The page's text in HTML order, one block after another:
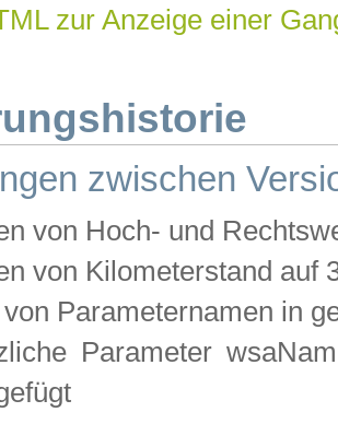
zur Anzeige einer
zwischen
von Hoch- und
von Kilometerstand auf
Parameternamen in
Parameter